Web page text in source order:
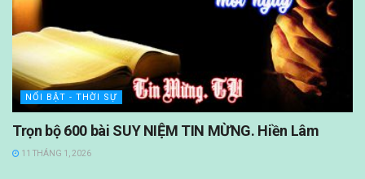
NỔI BẬT - THỜI SỰ
Trọn bộ 600 bài SUY NIỆM TIN MỪNG. Hiền Lâm
11 THÁNG 1, 2026